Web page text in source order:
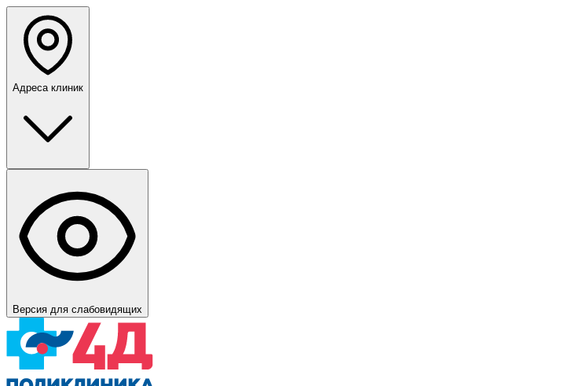
Адреса клиник
Версия для слабовидящих